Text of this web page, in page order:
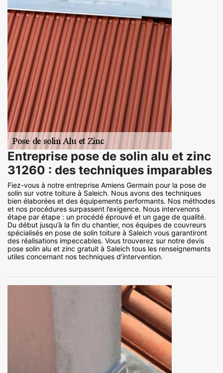
Entreprise pose de solin alu et zinc
31260 : des techniques imparables
Fiez-vous à notre entreprise Amiens Germain pour la pose de
solin sur votre toiture à Saleich. Nous avons des techniques
bien élaborées et des équipements performants. Nos méthodes
et nos procédures surpassent l’exigence. Nous intervenons
étape par étape : un procédé éprouvé et un gage de qualité.
Du début jusqu’à la fin du chantier, nos équipes de couvreurs
spécialisés en pose de solin toiture à Saleich vous garantiront
des réalisations impeccables. Vous trouverez sur notre devis
pose solin alu et zinc gratuit à Saleich tous les renseignements
utiles concernant nos techniques d’intervention.